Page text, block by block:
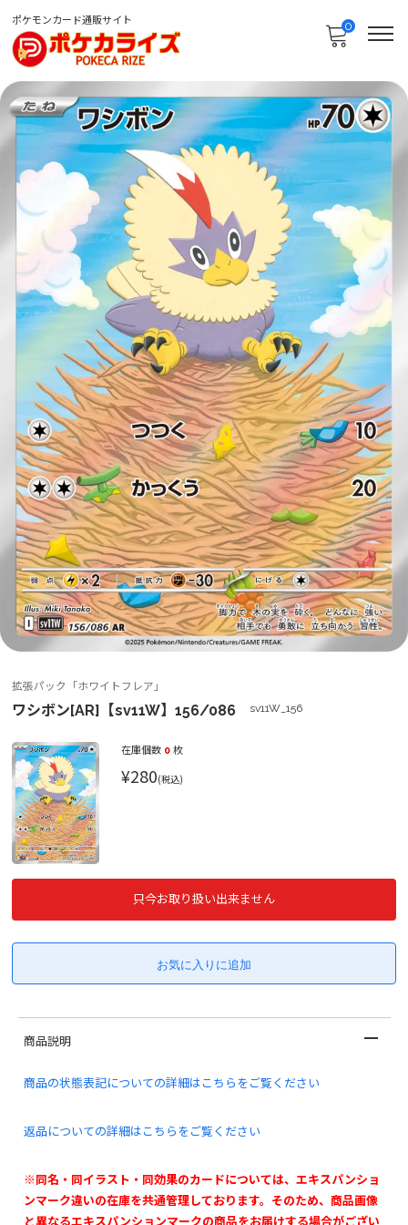
ポケモンカード通販サイト 0
拡張パック「ホワイトフレア」
ワシボン[AR]【sv11W】156/086 sv11W_156
在庫個数 0 枚
¥280(税込)
只今お取り扱い出来ません
商品説明
商品の状態表記についての詳細はこちらをご覧ください
返品についての詳細はこちらをご覧ください
※同名・同イラスト・同効果のカードについては、エキスパンショ
ンマーク違いの在庫を共通管理しております。そのため、商品画像
と異なるエキスパンションマークの商品をお届けする場合がござい